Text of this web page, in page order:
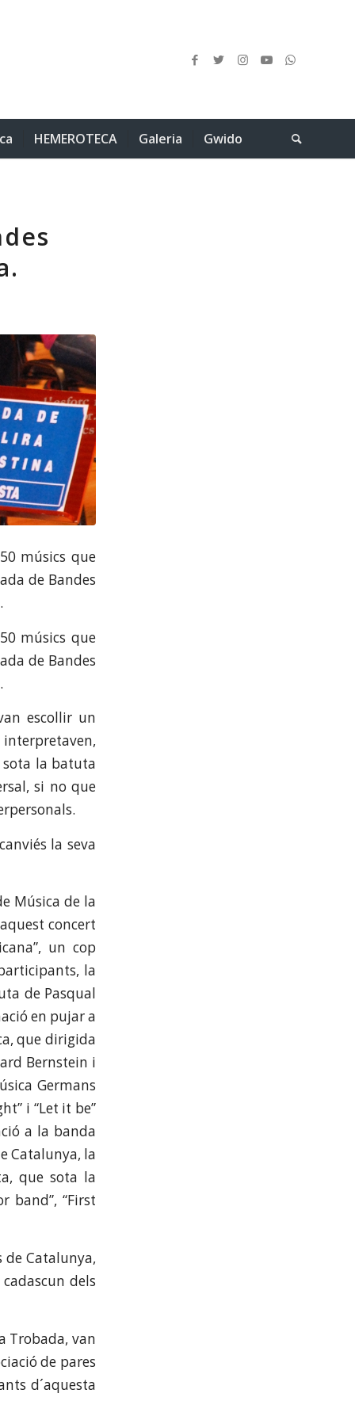
HEMEROTECA Galeria Gwido
músics que
de Bandes
músics que
de Bandes
escollir un
interpretaven,
sota la batuta
si no que
la seva
Música de la
concert
un cop
la
de Pasqual
en pujar a
que dirigida
Bernstein i
Germans
i “Let it be”
a la banda
Catalunya, la
que sota la
band”, “First
de Catalunya,
dels
Trobada, van
de pares
d´aquesta